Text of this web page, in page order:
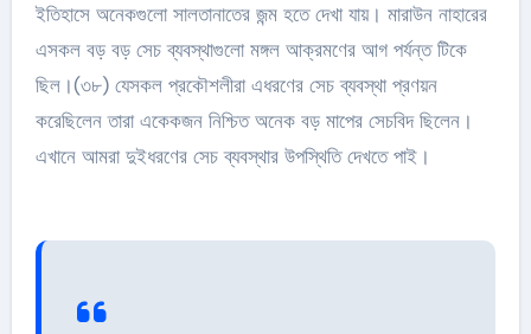
ইতিহাসে অনেকগুলো সালতানাতের জন্ম হতে দেখা যায়। মারাউন নাহারের
এসকল বড় বড় সেচ ব্যবস্থাগুলো মঙ্গল আক্রমণের আগ পর্যন্ত টিকে
ছিল।(৩৮) যেসকল প্রকৌশলীরা এধরণের সেচ ব্যবস্থা প্রণয়ন
করেছিলেন তারা একেকজন নিশ্চিত অনেক বড় মাপের সেচবিদ ছিলেন।
এখানে আমরা দুইধরণের সেচ ব্যবস্থার উপস্থিতি দেখতে পাই।